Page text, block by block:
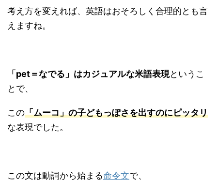
考え方を変えれば、英語はおそろしく合理的とも言
えますね。
「pet＝なでる」はカジュアルな米語表現というこ
とで、
この「ムーコ」の子どもっぽさを出すのにピッタリ
な表現でした。
この文は動詞から始まる命令文で、